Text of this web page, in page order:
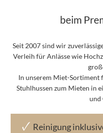
beim
Seit 2007 sind wir
Verleih für Anlässe wie
In unserem Miet-Sortiment
Stuhlhussen zum Mieten in
und
Reinigung